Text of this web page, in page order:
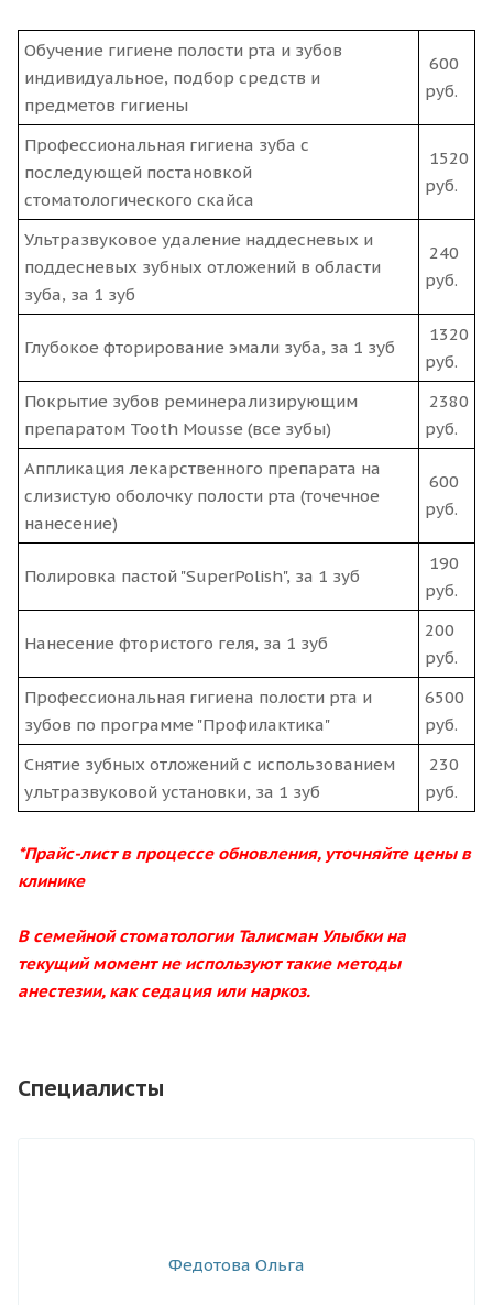
Обучение гигиене полости рта и зубов
индивидуальное, подбор средств и
предметов гигиены
600
руб.
Профессиональная гигиена зуба с
последующей постановкой
стоматологического скайса
1520
руб.
Ультразвуковое удаление наддесневых и
поддесневых зубных отложений в области
зуба, за 1 зуб
240
руб.
Глубокое фторирование эмали зуба, за 1 зуб
1320
руб.
Покрытие зубов реминерализирующим
препаратом Tooth Mousse (все зубы)
2380
руб.
Аппликация лекарственного препарата на
слизистую оболочку полости рта (точечное
нанесение)
600
руб.
Полировка пастой "SuperPolish", за 1 зуб
190
руб.
Нанесение фтористого геля, за 1 зуб
200
руб.
Профессиональная гигиена полости рта и
зубов по программе "Профилактика"
6500
руб.
Снятие зубных отложений с использованием
ультразвуковой установки, за 1 зуб
230
руб.
*Прайс-лист в процессе обновления, уточняйте цены в
клинике
В семейной стоматологии Талисман Улыбки на
текущий момент не используют такие методы
анестезии, как седация или наркоз.
Специалисты